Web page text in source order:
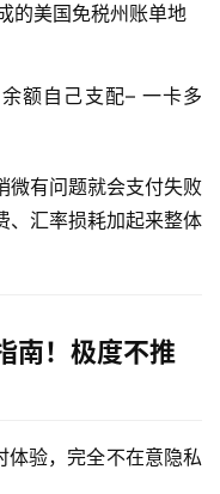
的美国免税州账单地
额自己支配– 一卡多
微有问题就会支付失败
、汇率损耗加起来整体
南！极度不推
体验，完全不在意隐私